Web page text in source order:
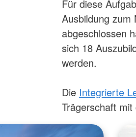
Für diese
Ausbildung zum
abgeschlossen
sich 18
werden.
Die Integrierte
Trägerschaft